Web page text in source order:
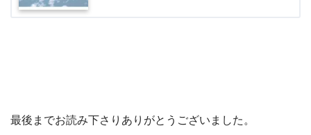
最後までお読み下さりありがとうございました。